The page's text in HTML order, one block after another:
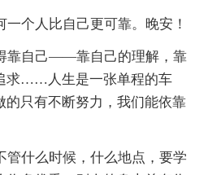
个人比自己更可靠。晚安！
靠自己——靠自己的理解，靠
求……人生是一张单程的车
的只有不断努力，我们能依靠
管什么时候，什么地点，要学